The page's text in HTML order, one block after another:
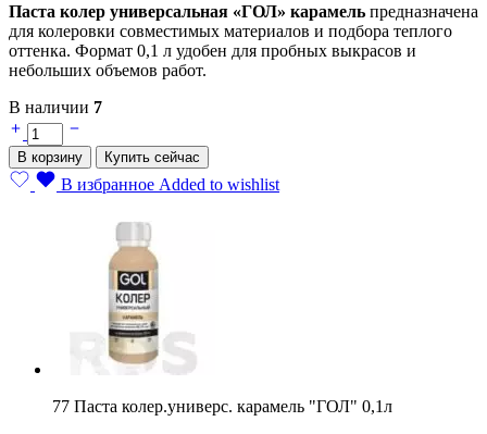
Паста колер универсальная «ГОЛ» карамель предназначена
для колеровки совместимых материалов и подбора теплого
оттенка. Формат 0,1 л удобен для пробных выкрасов и
небольших объемов работ.
В наличии 7
77
Паста
колер.универс.
карамель
В корзину Купить сейчас
В избранное Added to wishlist
77 Паста колер.универс. карамель "ГОЛ" 0,1л